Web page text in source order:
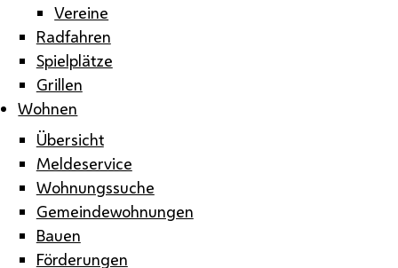
Vereine
Radfahren
Spielplätze
Grillen
Wohnen
Übersicht
Meldeservice
Wohnungssuche
Gemeindewohnungen
Bauen
Förderungen